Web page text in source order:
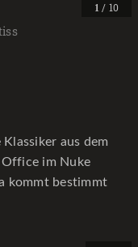
1 / 10
aus dem
im Nuke
kommt bestimmt